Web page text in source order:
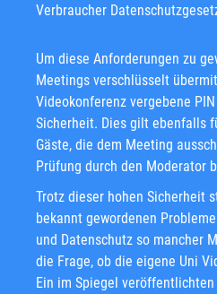
Verbraucher
Um diese Anforderungen zu
Meetings verschlüsselt
Videokonferenz vergebene
Sicherheit. Dies gilt ebenfalls
Gäste, die dem Meeting
Prüfung durch den Moderator
Trotz dieser hohen Sicherheit
bekannt gewordenen
und Datenschutz so mancher
die Frage, ob die eigene Uni
Ein im Spiegel